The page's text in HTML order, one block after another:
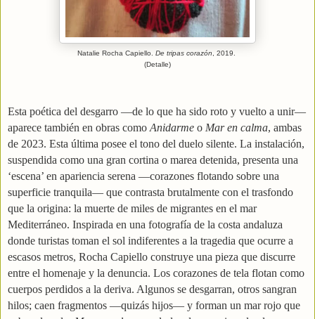
Natalie Rocha Capiello. De tripas corazón, 2019.
(Detalle)
Esta poética del desgarro —de lo que ha sido roto y vuelto a unir—
aparece también en obras como Anidarme o Mar en calma, ambas
de 2023. Esta última posee el tono del duelo silente. La instalación,
suspendida como una gran cortina o marea detenida, presenta una
‘escena’ en apariencia serena —corazones flotando sobre una
superficie tranquila— que contrasta brutalmente con el trasfondo
que la origina: la muerte de miles de migrantes en el mar
Mediterráneo. Inspirada en una fotografía de la costa andaluza
donde turistas toman el sol indiferentes a la tragedia que ocurre a
escasos metros, Rocha Capiello construye una pieza que discurre
entre el homenaje y la denuncia. Los corazones de tela flotan como
cuerpos perdidos a la deriva. Algunos se desgarran, otros sangran
hilos; caen fragmentos —quizás hijos— y forman un mar rojo que